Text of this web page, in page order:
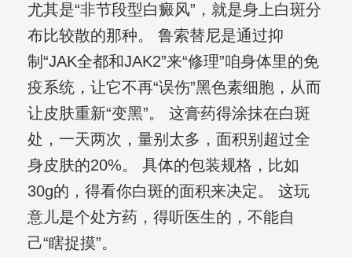
尤其是“非节段型白癜风”，就是身上白斑分
布比较散的那种。 鲁索替尼是通过抑
制“JAK全都和JAK2”来“修理”咱身体里的免
疫系统，让它不再“误伤”黑色素细胞，从而
让皮肤重新“变黑”。 这膏药得涂抹在白斑
处，一天两次，量别太多，面积别超过全
身皮肤的20%。 具体的包装规格，比如
30g的，得看你白斑的面积来决定。 这玩
意儿是个处方药，得听医生的，不能自
己“瞎捉摸”。